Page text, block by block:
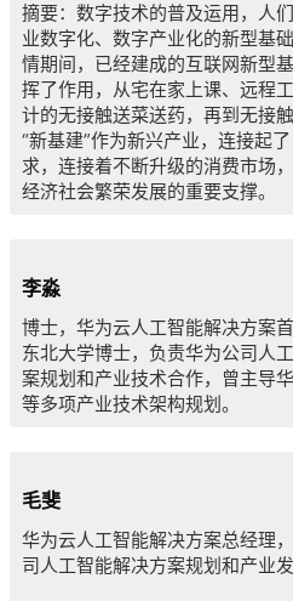
摘要：数字技术的普及运用，人
业数字化、数字产业化的新型基
情期间，已经建成的互联网新型
挥了作用，从宅在家上课、远程
计的无接触送菜送药，再到无接
“新基建”作为新兴产业，连接起
求，连接着不断升级的消费市场
经济社会繁荣发展的重要支撑。
李淼
博士，华为云人工智能解决方案首
东北大学博士，负责华为公司人
案规划和产业技术合作，曾主导
等多项产业技术架构规划。
毛斐
华为云人工智能解决方案总经理
司人工智能解决方案规划和产业发